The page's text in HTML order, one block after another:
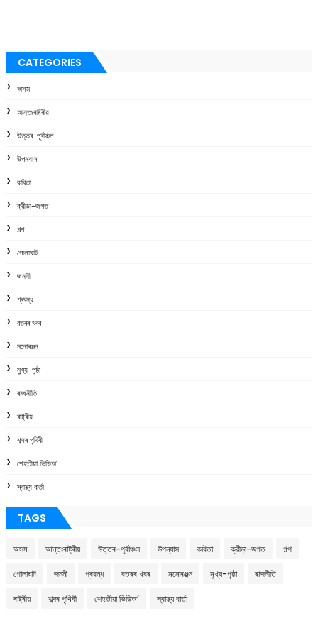
CATEGORIES
অসম
আন্তঃৰাষ্ট্ৰীয়
উত্তৰ-পূৰ্বাঞ্চল
উপন্যাস
কবিতা
ক্রীড়া-জগত
গল্প
গোলাঘাট
জননী
প্ৰবন্ধ
বতৰৰ খবৰ
মনোৰঞ্জন
মুখ্য-পৃষ্ঠা
ৰাজনীতি
ৰাষ্ট্ৰীয়
শব্দৰ পৃথিবী
শেহতীয়া ভিডিঅ’
স্বাস্থ্য বাৰ্তা
TAGS
অসম আন্তঃৰাষ্ট্ৰীয় উত্তৰ-পূৰ্বাঞ্চল উপন্যাস কবিতা ক্রীড়া-জগত গল্প
গোলাঘাট জননী প্ৰবন্ধ বতৰৰ খবৰ মনোৰঞ্জন মুখ্য-পৃষ্ঠা ৰাজনীতি
ৰাষ্ট্ৰীয় শব্দৰ পৃথিবী শেহতীয়া ভিডিঅ’ স্বাস্থ্য বাৰ্তা